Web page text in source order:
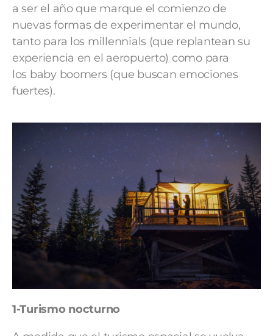
a ser el año que marque el comienzo de
nuevas formas de experimentar el mundo,
tanto para los millennials (que replantean su
experiencia en el aeropuerto) como para
los baby boomers (que buscan emociones
fuertes).
1-Turismo nocturno